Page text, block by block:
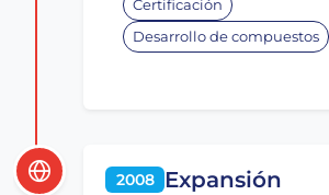
Certificación
Desarrollo de compuestos
2008 Expansión